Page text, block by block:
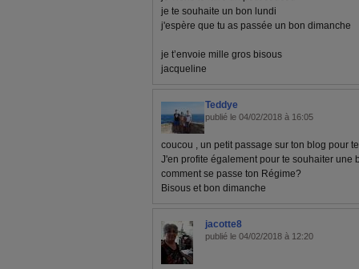
je te souhaite un bon lundi
j'espère que tu as passée un bon dimanche
je t’envoie mille gros bisous
jacqueline
Teddye
publié le 04/02/2018 à 16:05
coucou , un petit passage sur ton blog pour
J'en profite également pour te souhaiter une
comment se passe ton Régime?
Bisous et bon dimanche
jacotte8
publié le 04/02/2018 à 12:20